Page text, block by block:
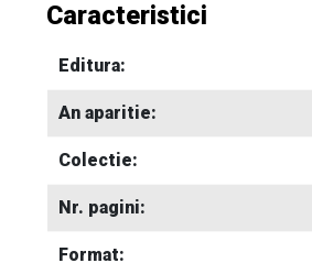
Caracteristici
Editura:
An aparitie:
Colectie:
Nr. pagini:
Format: